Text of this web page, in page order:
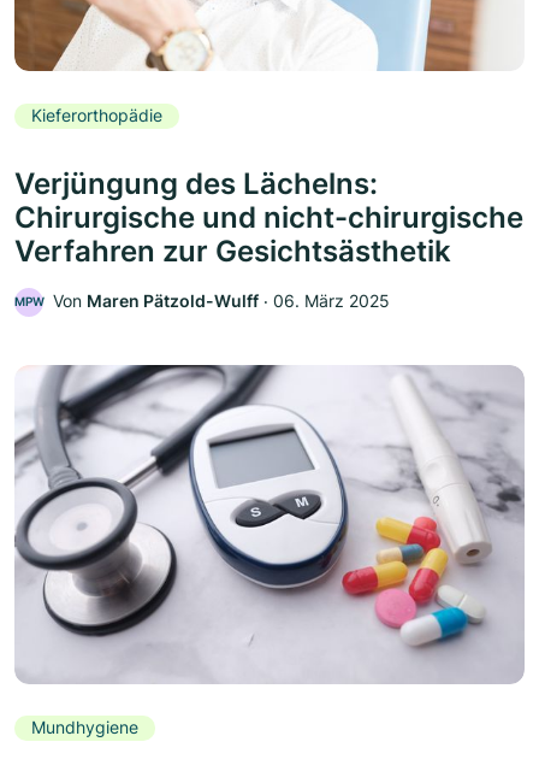
Kieferorthopädie
Verjüngung des Lächelns:
Chirurgische und nicht-chirurgische
Verfahren zur Gesichtsästhetik
MPW Von Maren Pätzold-Wulff ‧ 06. März 2025
Mundhygiene